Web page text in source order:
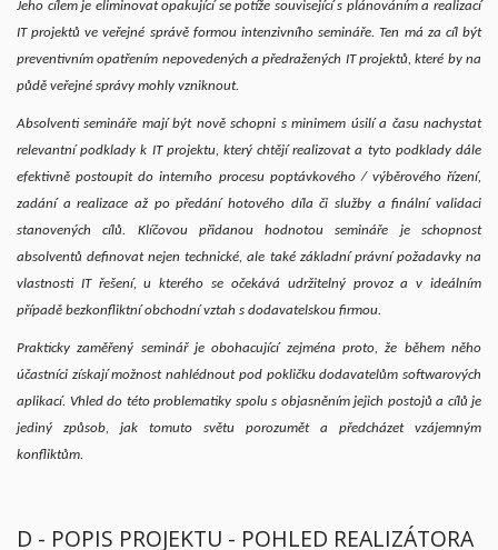
Jeho cílem je eliminovat opakující se potíže související s plánováním a realizací
IT projektů ve veřejné správě formou intenzivního semináře.Ten má za cíl být
preventivním opatřením nepovedených a předražených IT projektů, které by na
půdě veřejné správy mohly vzniknout.
Absolventi semináře mají být nově schopni s minimem úsilí a času nachystat
relevantní podklady k IT projektu, který chtějí realizovat a tyto podklady dále
efektivně postoupit do interního procesu poptávkového / výběrového řízení,
zadání a realizace až po předání hotového díla či služby a finální validaci
stanovených cílů. Klíčovou přidanou hodnotou semináře je schopnost
absolventů definovat nejen technické, ale také základní právní požadavky na
vlastnosti IT řešení, u kterého se očekává udržitelný provoz a v ideálním
případě bezkonfliktní obchodní vztah s dodavatelskou firmou.
Prakticky zaměřený seminář je obohacující zejména proto, že během něho
účastníci získají možnost nahlédnout pod pokličku dodavatelům softwarových
aplikací. Vhled do této problematiky spolu s objasněním jejich postojů a cílů je
jediný způsob, jak tomuto světu porozumět a předcházet vzájemným
konfliktům.
D - POPIS PROJEKTU - POHLED REALIZÁTORA